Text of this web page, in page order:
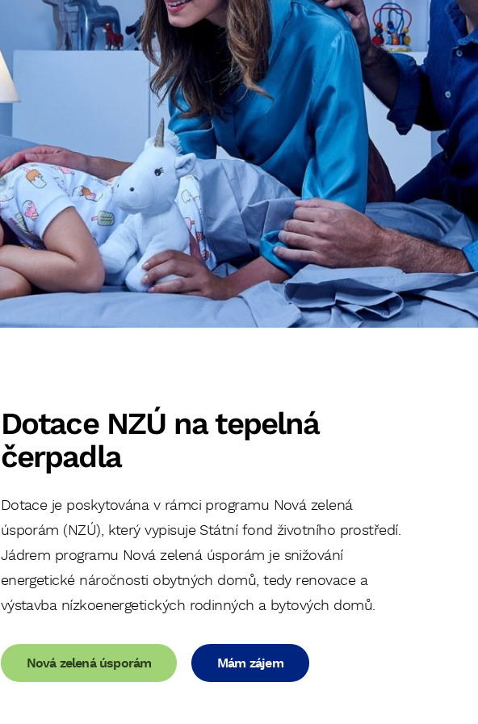
Dotace NZÚ na tepelná
čerpadla
Dotace je poskytována v rámci programu Nová zelená
úsporám (NZÚ), který vypisuje Státní fond životního prostředí.
Jádrem programu Nová zelená úsporám je snižování
energetické náročnosti obytných domů, tedy renovace a
výstavba nízkoenergetických rodinných a bytových domů.
Nová zelená úsporám Mám zájem